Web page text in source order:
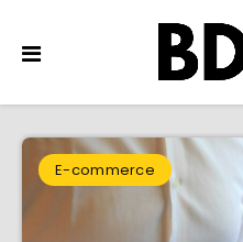
E-commerce